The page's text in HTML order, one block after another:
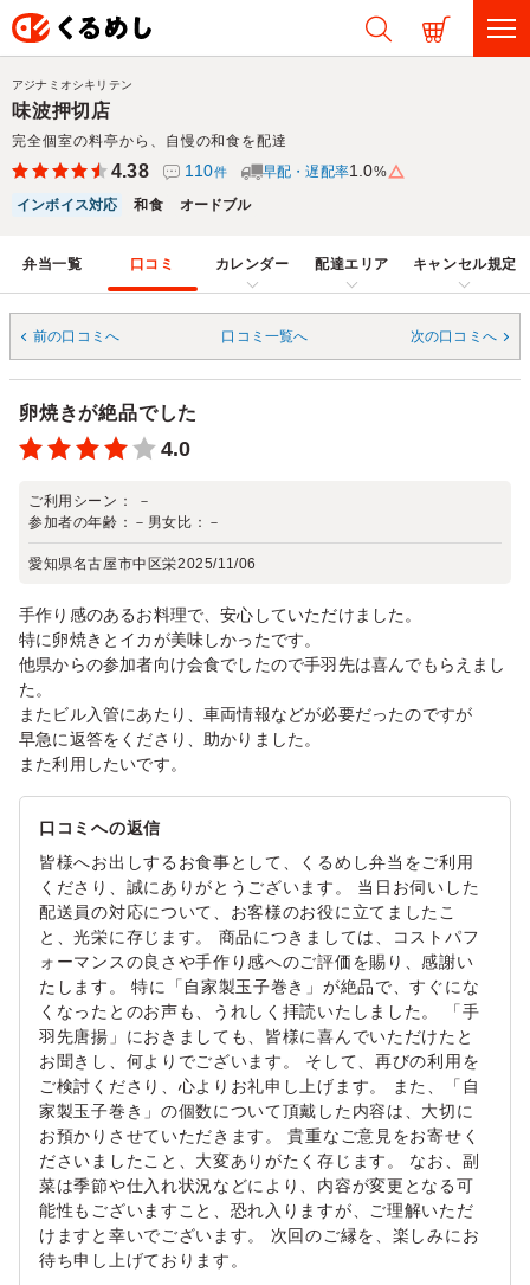
味波押切店
完全個室の料亭から、自慢の和食を配達
アジナミオシキリテン
4.38 110件 早配・遅配率1.0%
インボイス対応
和食 オードブル
弁当一覧 口コミ カレンダー 配達エリア キャンセル規定
前の口コミへ 口コミ一覧へ 次の口コミへ
卵焼きが絶品でした
4.0
ご利用シーン：
－
参加者の年齢： － 男女比： －
愛知県名古屋市中区栄2025/11/06
手作り感のあるお料理で、安心していただけました。
特に卵焼きとイカが美味しかったです。
他県からの参加者向け会食でしたので手羽先は喜んでもらえまし
た。
またビル入管にあたり、車両情報などが必要だったのですが
早急に返答をくださり、助かりました。
また利用したいです。
口コミへの返信
皆様へお出しするお食事として、くるめし弁当をご利用
くださり、誠にありがとうございます。 当日お伺いした
配送員の対応について、お客様のお役に立てましたこ
と、光栄に存じます。 商品につきましては、コストパフ
ォーマンスの良さや手作り感へのご評価を賜り、感謝い
たします。 特に「自家製玉子巻き」が絶品で、すぐにな
くなったとのお声も、うれしく拝読いたしました。 「手
羽先唐揚」におきましても、皆様に喜んでいただけたと
お聞きし、何よりでございます。 そして、再びの利用を
ご検討くださり、心よりお礼申し上げます。 また、「自
家製玉子巻き」の個数について頂戴した内容は、大切に
お預かりさせていただきます。 貴重なご意見をお寄せく
ださいましたこと、大変ありがたく存じます。 なお、副
菜は季節や仕入れ状況などにより、内容が変更となる可
能性もございますこと、恐れ入りますが、ご理解いただ
けますと幸いでございます。 次回のご縁を、楽しみにお
待ち申し上げております。